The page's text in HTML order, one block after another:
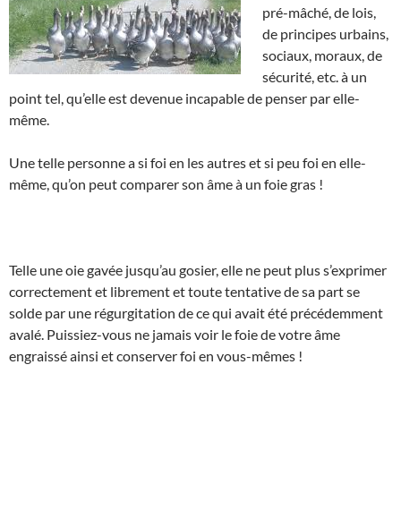
pré-mâché, de lois,
de principes urbains,
sociaux, moraux, de
sécurité, etc. à un
point tel, qu’elle est devenue incapable de penser par elle-
même.
Une telle personne a si foi en les autres et si peu foi en elle-
même, qu’on peut comparer son âme à un foie gras !
Telle une oie gavée jusqu’au gosier, elle ne peut plus s’exprimer
correctement et librement et toute tentative de sa part se
solde par une régurgitation de ce qui avait été précédemment
avalé. Puissiez-vous ne jamais voir le foie de votre âme
engraissé ainsi et conserver foi en vous-mêmes !